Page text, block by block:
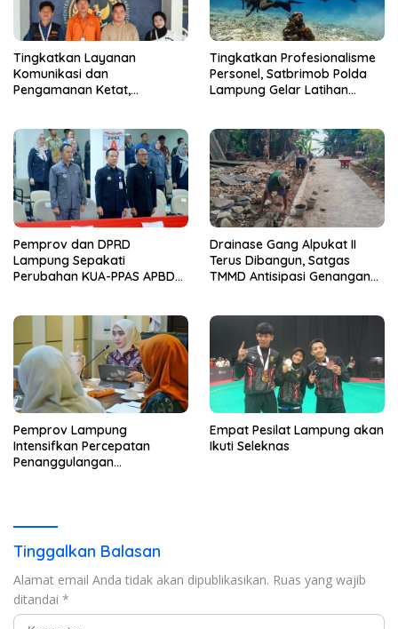
Tingkatkan Layanan
Komunikasi dan
Pengamanan Ketat,
Tambah Wartelsuspas Serta
Pasang Kamera Pengawas
Tingkatkan Profesionalisme
Personel, Satbrimob Polda
Lampung Gelar Latihan
Pemprov dan DPRD
Lampung Sepakati
Perubahan KUA-PPAS APBD
Drainase Gang Alpukat II
Terus Dibangun, Satgas
TMMD Antisipasi Genangan
Pemprov Lampung
Intensifkan Percepatan
Penanggulangan
Empat Pesilat Lampung akan
Ikuti Seleknas
Tinggalkan Balasan
Alamat email Anda tidak akan dipublikasikan. Ruas yang wajib
ditandai *